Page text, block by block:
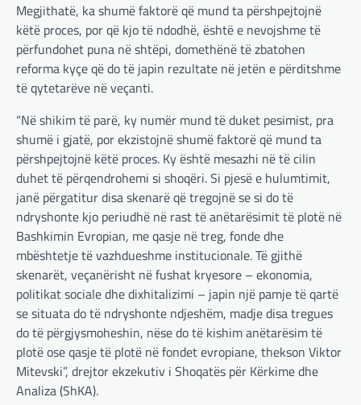
Megjithatë, ka shumë faktorë që mund ta përshpejtojnë
këtë proces, por që kjo të ndodhë, është e nevojshme të
përfundohet puna në shtëpi, domethënë të zbatohen
reforma kyçe që do të japin rezultate në jetën e përditshme
të qytetarëve në veçanti.
“Në shikim të parë, ky numër mund të duket pesimist, pra
shumë i gjatë, por ekzistojnë shumë faktorë që mund ta
përshpejtojnë këtë proces. Ky është mesazhi në të cilin
duhet të përqendrohemi si shoqëri. Si pjesë e hulumtimit,
janë përgatitur disa skenarë që tregojnë se si do të
ndryshonte kjo periudhë në rast të anëtarësimit të plotë në
Bashkimin Evropian, me qasje në treg, fonde dhe
mbështetje të vazhdueshme institucionale. Të gjithë
skenarët, veçanërisht në fushat kryesore – ekonomia,
politikat sociale dhe dixhitalizimi – japin një pamje të qartë
se situata do të ndryshonte ndjeshëm, madje disa tregues
do të përgjysmoheshin, nëse do të kishim anëtarësim të
plotë ose qasje të plotë në fondet evropiane, thekson Viktor
Mitevski”, drejtor ekzekutiv i Shoqatës për Kërkime dhe
Analiza (ShKA).
BOTA ,LAJME,MISTER,RAJONI,SPECIALE
Çka ndodhë tash pas
ndërprerjes së ndihmës
ushtarake për Ukrainën nga
Trump
adminadmin March 4, 2025
Pas takimit të liderëve evropianë në Londër,
francezët dhe britanikët kanë hartuar një
plan paqeje për luftën në Ukrainë, të…
BOTA,KRONIKË E ZEZË,LAJME,
MË TË FUNDIT,MISTER,RAJONI,SPECIALE
TOP
Trump ndërpreu ndihmën
ushtarake, kryeministri i
Ukrainës: Të vendosur për
vazhdimin e bashkëpunimit me
SHBA!
adminadmin March 4, 2025